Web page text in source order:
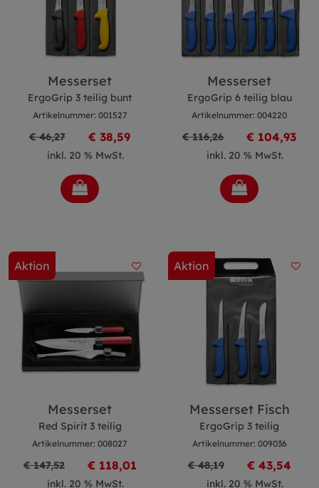
Messerset
ErgoGrip 3 teilig bunt
Artikelnummer: 001527
€ 46,27 € 38,59
inkl. 20 % MwSt.
Messerset
ErgoGrip 6 teilig blau
Artikelnummer: 004220
€ 116,26 € 104,93
inkl. 20 % MwSt.
Aktion
Messerset
Red Spirit 3 teilig
Artikelnummer: 008027
€ 147,52 € 118,01
inkl. 20 % MwSt.
Aktion
Messerset Fisch
ErgoGrip 3 teilig
Artikelnummer: 009036
€ 48,19 € 43,54
inkl. 20 % MwSt.